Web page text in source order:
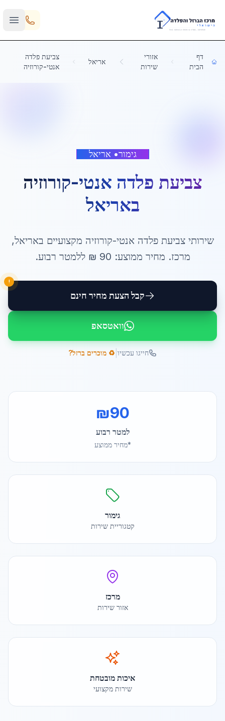
Skip to main content
דף
הבית
אזורי
שירות
אריאל
צביעת פלדה
אנטי-קורוזיה
גימור• אריאל
צביעת פלדה אנטי-קורוזיה
באריאל
שירותיצביעת פלדה אנטי-קורוזיה מקצועיים באריאל,
מרכז. מחיר ממוצע: 90 ₪ ללמטר רבוע.
קבל הצעת מחיר חינם
!
וואטסאפ
חייגו עכשיו ♻️ מוכרים ברזל?
₪90
למטר רבוע
*מחיר ממוצע
גימור
קטגוריית שירות
מרכז
אזור שירות
איכות מובטחת
שירות מקצועי